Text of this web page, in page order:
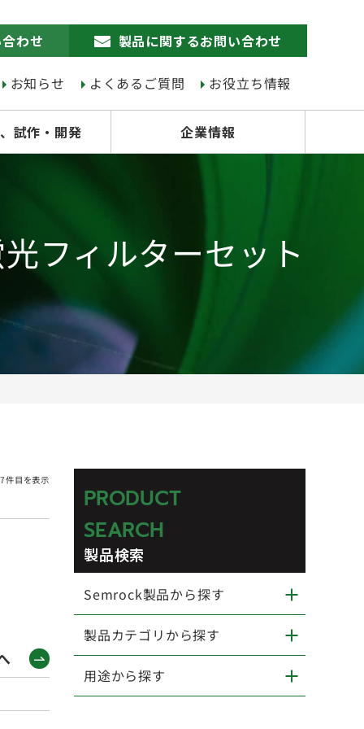
わせ 製品に関するお問い合わせ
お知らせ よくあるご質問 お役立ち情報
試作・開発 企業情報
フィルターセット
件目を表示
PRODUCT
SEARCH
製品検索
Semrock製品から探す
製品カテゴリから探す
用途から探す